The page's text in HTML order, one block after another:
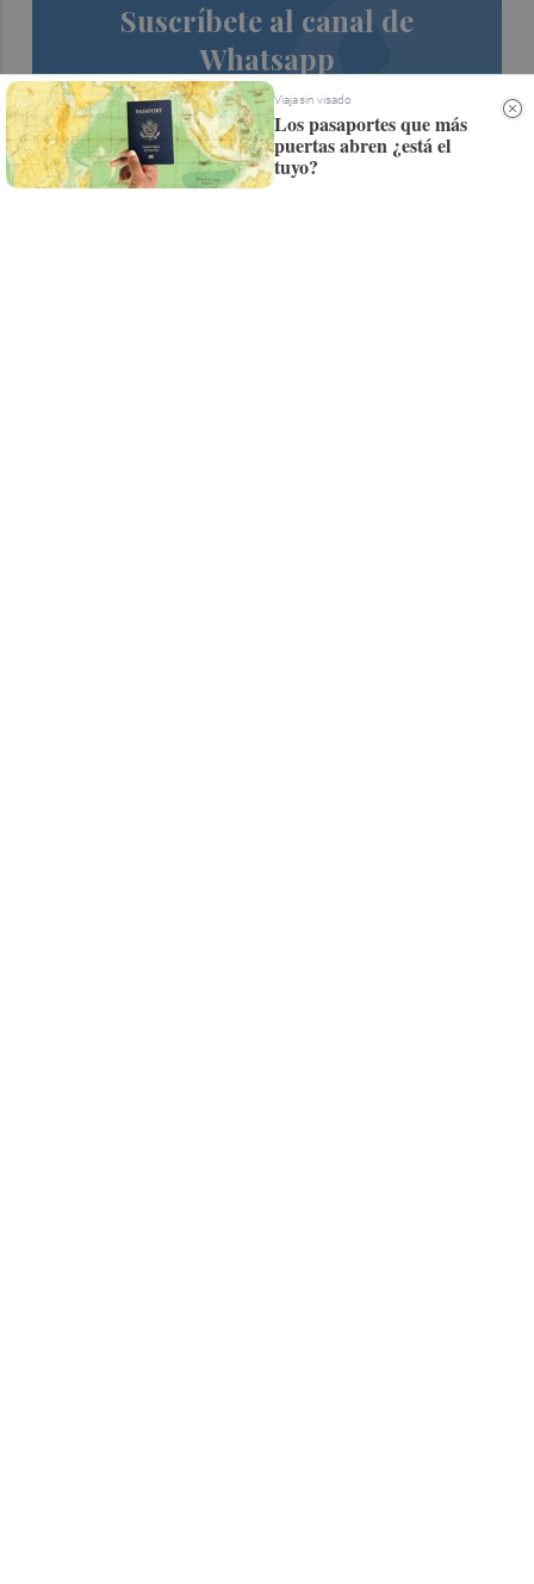
Suscríbete al canal de
Whatsapp
Siempre al día de las últimas noticias
¡Quiero suscribirme!
Viaja sin visado
Los pasaportes que más
puertas abren ¿está el
tuyo?